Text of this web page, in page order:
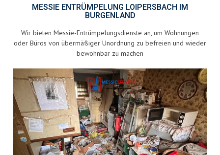
MESSIE ENTRÜMPELUNG LOIPERSBACH IM
BURGENLAND
Wir bieten Messie-Entrümpelungsdienste an, um Wohnungen
oder Büros von übermäßiger Unordnung zu befreien und wieder
bewohnbar zu machen